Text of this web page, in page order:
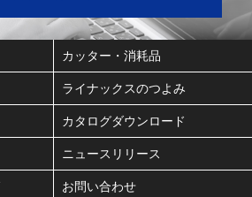
カッター・消耗品
ライナックスのつよみ
カタログダウンロード
ニュースリリース
お問い合わせ